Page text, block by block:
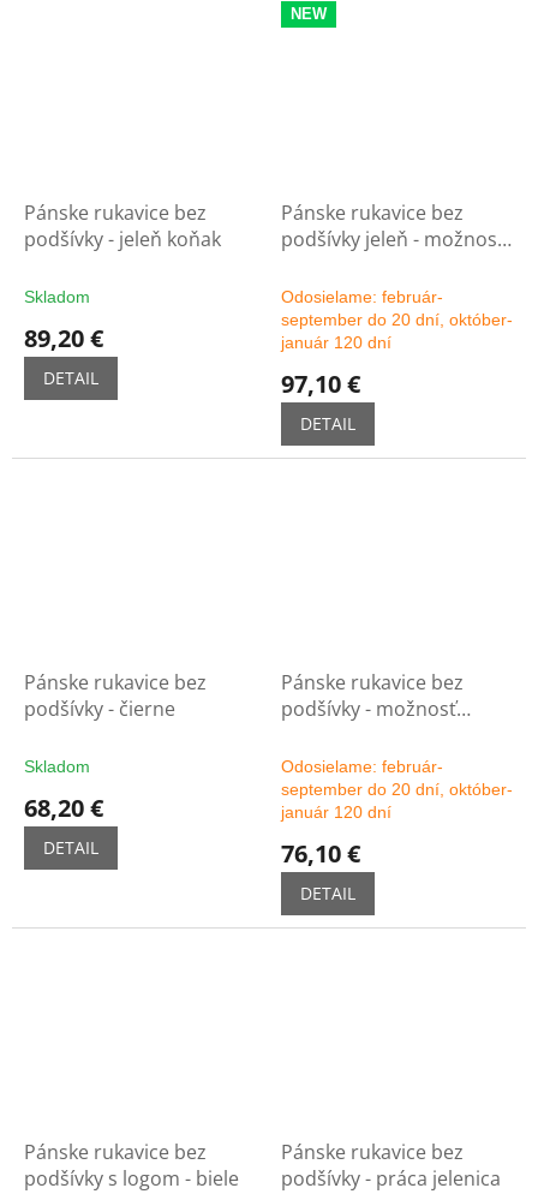
Pánske rukavice bez
podšívky - jeleň koňak
Skladom
89,20 €
DETAIL
NEW
Pánske rukavice bez
podšívky jeleň - možnosť
Odosielame: február-
september do 20 dní, október-
január 120 dní
97,10 €
DETAIL
Pánske rukavice bez
podšívky - čierne
Skladom
68,20 €
DETAIL
Pánske rukavice bez
podšívky - možnosť
Odosielame: február-
september do 20 dní, október-
január 120 dní
76,10 €
DETAIL
Pánske rukavice bez
podšívky s logom - biele
Pánske rukavice bez
podšívky - práca jelenica